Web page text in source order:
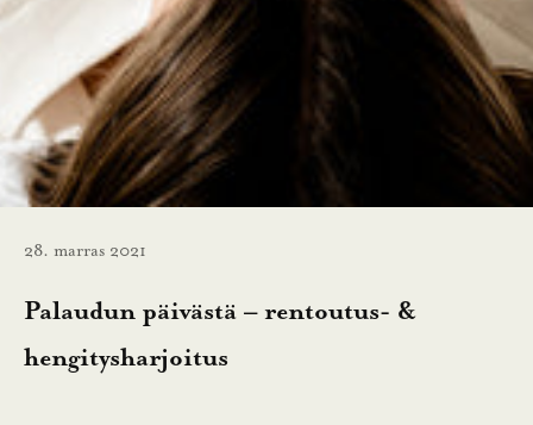
28. marras 2021
Palaudun päivästä – rentoutus- &
hengitysharjoitus